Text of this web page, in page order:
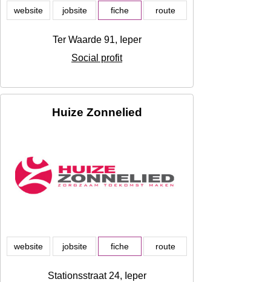
website jobsite fiche route
Ter Waarde 91, Ieper
Social profit
Huize Zonnelied
website jobsite fiche route
Stationsstraat 24, Ieper